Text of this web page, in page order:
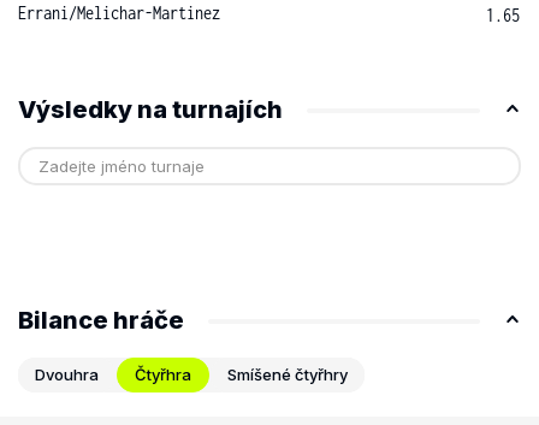
Errani/Melichar-Martinez
1.65
Výsledky na turnajích
Bilance hráče
Dvouhra Čtyřhra Smíšené čtyřhry